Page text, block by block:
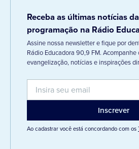
Receba as últimas notícias
programação na Rádio
Assine nossa newsletter e fique por
Rádio Educadora 90,9 FM.
evangelização, notícias e inspirações
Ao cadastrar você está concordando com os